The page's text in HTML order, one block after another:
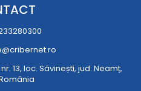
13, loc. Săvinești, jud. Neamț,